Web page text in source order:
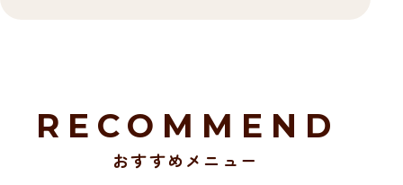
RECOMMEND
おすすめメニュー